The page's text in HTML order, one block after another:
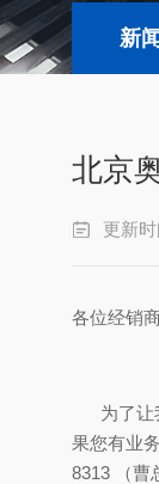
新
北京
更新
各位经销
为了让我
果您有业
8313 （曹